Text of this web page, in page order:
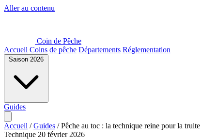
Aller au contenu
Coin de Pêche
Accueil Coins de pêche Départements Réglementation
Saison 2026
Guides
Accueil / Guides / Pêche au toc : la technique reine pour la truite
Technique 20 février 2026